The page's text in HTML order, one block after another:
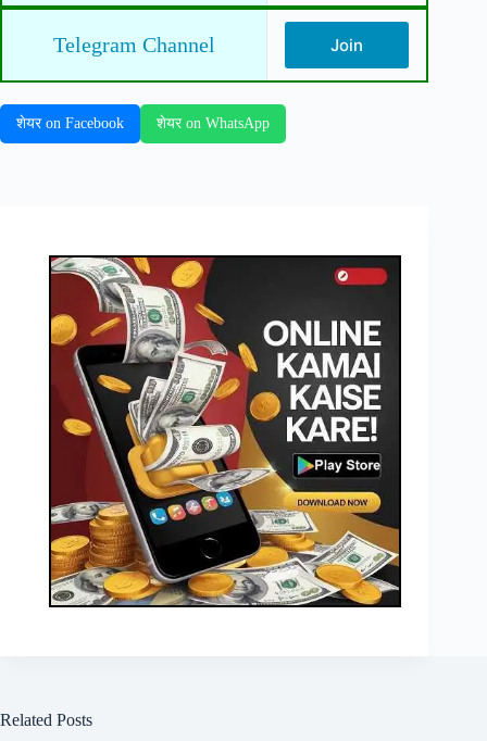
Telegram Channel Join
शेयर on Facebook शेयर on WhatsApp
Related Posts